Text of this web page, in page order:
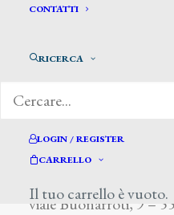
CONTATTI
RICERCA
LOGIN / REGISTER
CARRELLO
Il tuo carrello è vuoto.
viale Buonarroti, 9 –